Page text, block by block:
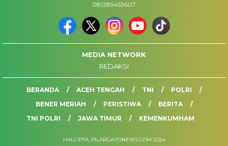
081285453607
MEDIA NETWORK
REDAKSI
BERANDA ACEH TENGAH TNI
POLRI
BENER MERIAH
PERISTIWA
BERITA
TNI POLRI
JAWA TIMUR KEMENKUMHAM
HALCIPTA: PILARGAYONEWS.COM 2024